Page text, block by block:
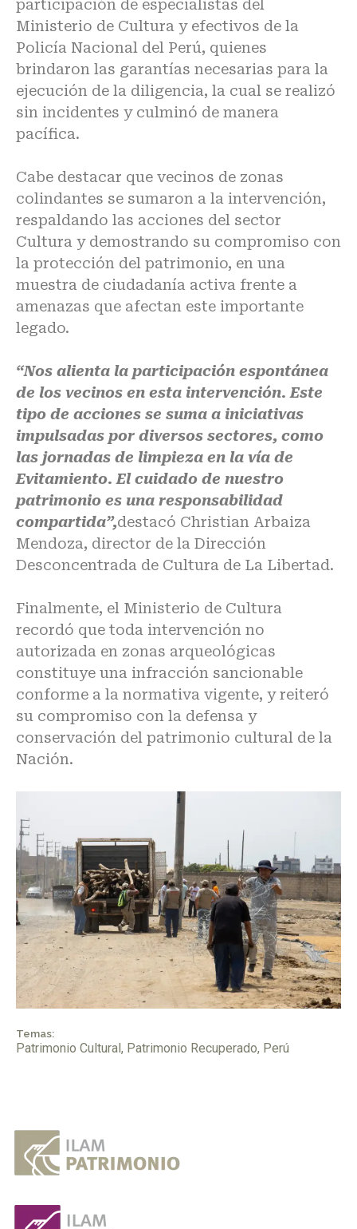
participación de especialistas del
Ministerio de Cultura y efectivos de la
Policía Nacional del Perú, quienes
brindaron las garantías necesarias para la
ejecución de la diligencia, la cual se realizó
sin incidentes y culminó de manera
pacífica.
Cabe destacar que vecinos de zonas
colindantes se sumaron a la intervención,
respaldando las acciones del sector
Cultura y demostrando su compromiso con
la protección del patrimonio, en una
muestra de ciudadanía activa frente a
amenazas que afectan este importante
legado.
“Nos alienta la participación espontánea
de los vecinos en esta intervención. Este
tipo de acciones se suma a iniciativas
impulsadas por diversos sectores, como
las jornadas de limpieza en la vía de
Evitamiento. El cuidado de nuestro
patrimonio es una responsabilidad
compartida”,destacó Christian Arbaiza
Mendoza, director de la Dirección
Desconcentrada de Cultura de La Libertad.
Finalmente, el Ministerio de Cultura
recordó que toda intervención no
autorizada en zonas arqueológicas
constituye una infracción sancionable
conforme a la normativa vigente, y reiteró
su compromiso con la defensa y
conservación del patrimonio cultural de la
Nación.
Temas:
Patrimonio Cultural, Patrimonio Recuperado, Perú